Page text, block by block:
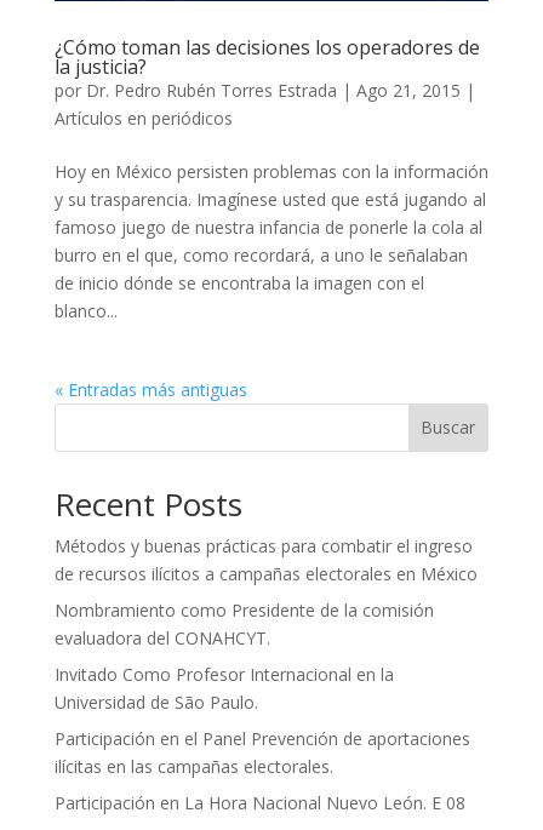
¿Cómo toman las decisiones los operadores de
la justicia?
por Dr. Pedro Rubén Torres Estrada | Ago 21, 2015 |
Artículos en periódicos
Hoy en México persisten problemas con la información
y su trasparencia. Imagínese usted que está jugando al
famoso juego de nuestra infancia de ponerle la cola al
burro en el que, como recordará, a uno le señalaban
de inicio dónde se encontraba la imagen con el
blanco...
« Entradas más antiguas
Buscar
Recent Posts
Métodos y buenas prácticas para combatir el ingreso
de recursos ilícitos a campañas electorales en México
Nombramiento como Presidente de la comisión
evaluadora del CONAHCYT.
Invitado Como Profesor Internacional en la
Universidad de São Paulo.
Participación en el Panel Prevención de aportaciones
ilícitas en las campañas electorales.
Participación en La Hora Nacional Nuevo León. E 08